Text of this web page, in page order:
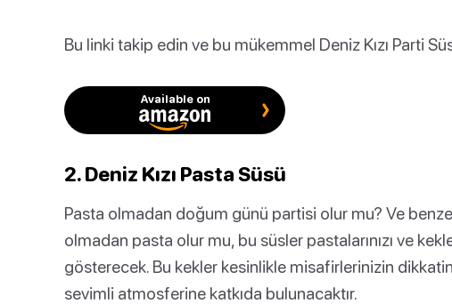
Bu linki takip edin ve bu mükemmel Deniz Kızı Parti
Available on
2. Deniz Kızı Pasta Süsü
Pasta olmadan doğum günü partisi olur mu? Ve
olmadan pasta olur mu, bu süsler pastalarınızı ve
gösterecek. Bu kekler kesinlikle misafirlerinizin
sevimli atmosferine katkıda bulunacaktır.